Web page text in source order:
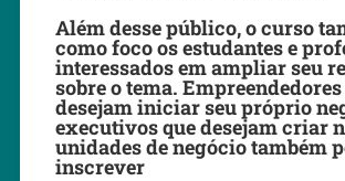
Além desse público, o curso
como foco os estudantes e
interessados em ampliar seu
sobre o tema. Empreendedores
desejam iniciar seu próprio
executivos que desejam criar
unidades de negócio também
inscrever